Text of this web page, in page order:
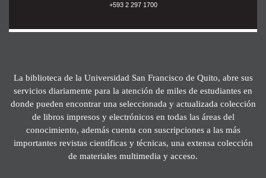
+593 2 297 1700
La biblioteca de la Universidad San Francisco de Quito, abre sus
servicios diariamente para la atención de miles de estudiantes en
donde pueden encontrar una seleccionada y actualizada colección
de libros impresos y electrónicos en todas las áreas del
conocimiento, además cuenta con suscripciones a las más
importantes revistas científicas y técnicas, una extensa colección
de materiales multimedia y acceso.